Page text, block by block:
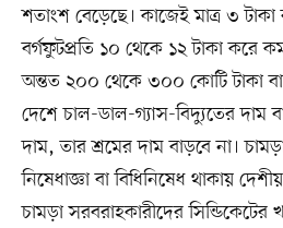
শতাংশ বেড়েছে। কাজেই মাত্র ৩ টাকা
বর্গফুটপ্রতি ১০ থেকে ১২ টাকা করে
অন্তত ২০০ থেকে ৩০০ কোটি টাকা
দেশে চাল-ডাল-গ্যাস-বিদ্যুতের দাম
দাম, তার শ্রমের দাম বাড়বে না।
নিষেধাজ্ঞা বা বিধিনিষেধ থাকায়
চামড়া সরবরাহকারীদের সিন্ডিকেটের